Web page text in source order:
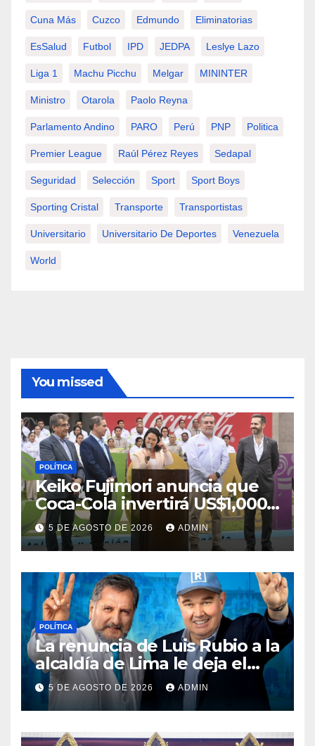
Cuna Más Cuzco Edmundo Eliminatorias
EsSalud Futbol IPD JEDPA Leslye Lazo
Liga 1 Machu Picchu Melgar MININTER
Ministro Otarola Paolo Reyna
Parlamento Andino PARO Perú PNP Politica
Premier League Raúl Pérez Reyes Sedapal
Seguridad Selección Sport Sport Boys
Sporting Cristal Transporte Transportistas
Universitario Universitario De Deportes Venezuela
World
You missed
POLÍTICA
Keiko Fujimori anuncia que
Coca-Cola invertirá US$1,000
millones en 5 años
5 DE AGOSTO DE 2026 ADMIN
POLÍTICA
La renuncia de Luis Rubio a la
alcaldía de Lima le deja el
camino libre a Rafael López
Aliaga
5 DE AGOSTO DE 2026 ADMIN